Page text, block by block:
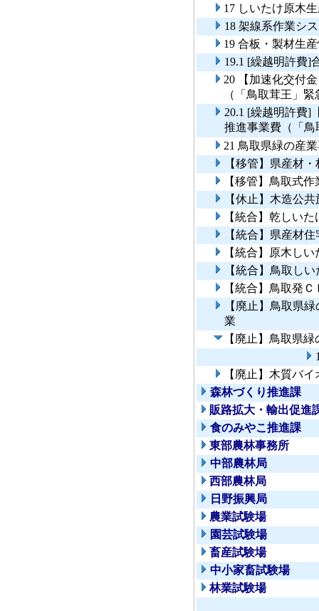
17 しいたけ原木
18 架線系作業シ
19 合板・製材生
19.1 [繰越明許費]
20 【加速化交付
（「鳥取茸王」
20.1 [繰越明許費]
推進事業費（「
21 鳥取県緑の産
【移管】県産材
【移管】鳥取式
【休止】木造公
【統合】乾しい
【統合】県産材
【統合】原木し
【統合】鳥取し
【統合】鳥取発
【廃止】鳥取県
業
【廃止】鳥取県
【廃止】木質バ
森林づくり推進課
販路拡大・輸出促進
食のみやこ推進課
東部農林事務所
中部農林局
西部農林局
日野振興局
農業試験場
園芸試験場
畜産試験場
中小家畜試験場
林業試験場